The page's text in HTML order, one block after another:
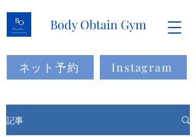
Body Obtain Gym
ネット予約 Instagram
記事